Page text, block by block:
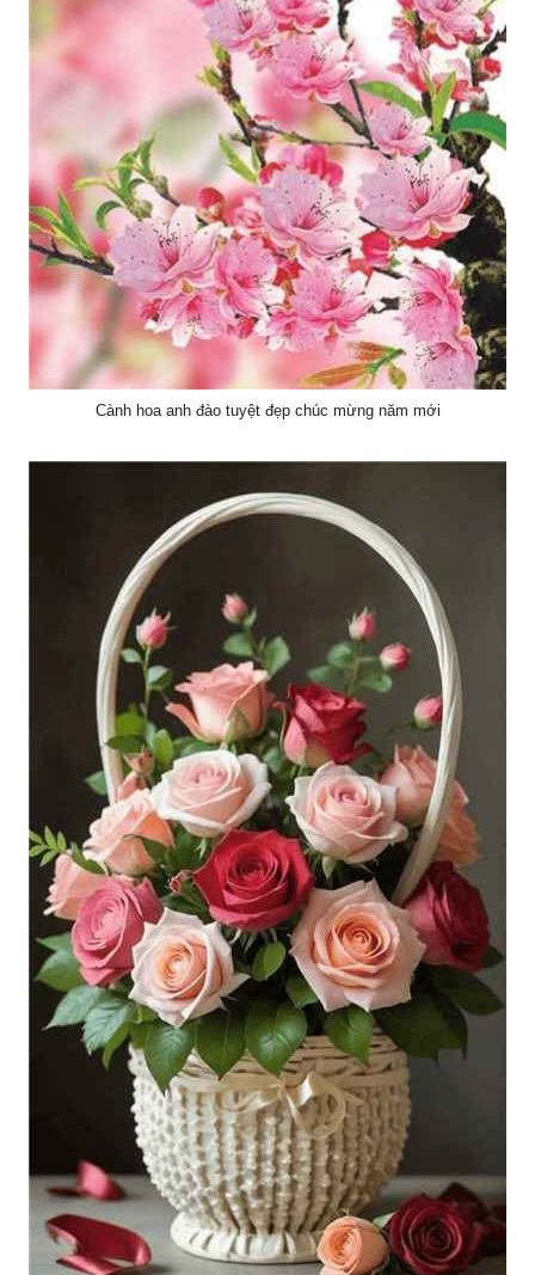
Cành hoa anh đào tuyệt đẹp chúc mừng năm mới